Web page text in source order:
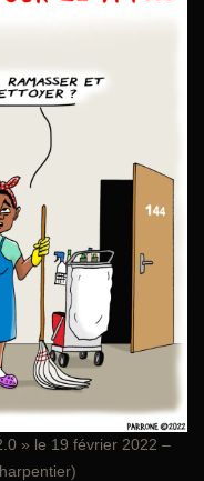
» le 19 février 2022 –